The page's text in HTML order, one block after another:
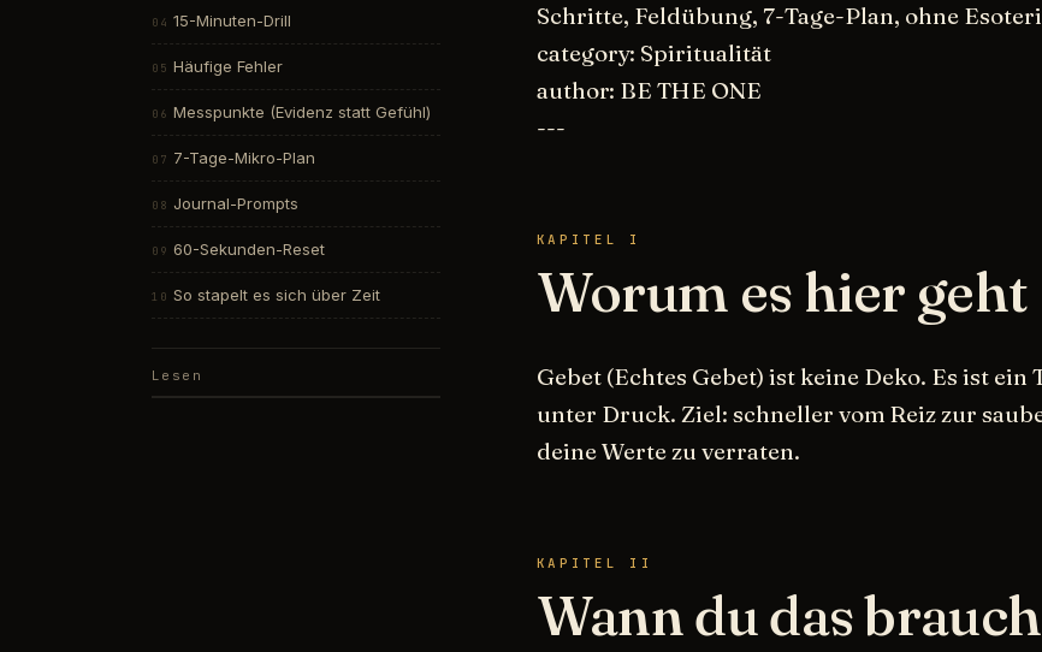
15-Minuten-Drill
Häufige Fehler
Messpunkte (Evidenz statt Gefühl)
7-Tage-Mikro-Plan
Journal-Prompts
60-Sekunden-Reset
So stapelt es sich über Zeit
Lesen
Schritte, Feldübung, 7-Tage-Plan, ohne
category: Spiritualität
author: BE THE ONE
---
KAPITEL I
Worum es hier geht
Gebet (Echtes Gebet) ist keine Deko. Es ist
unter Druck. Ziel: schneller vom Reiz zur
deine Werte zu verraten.
KAPITEL II
Wann du das